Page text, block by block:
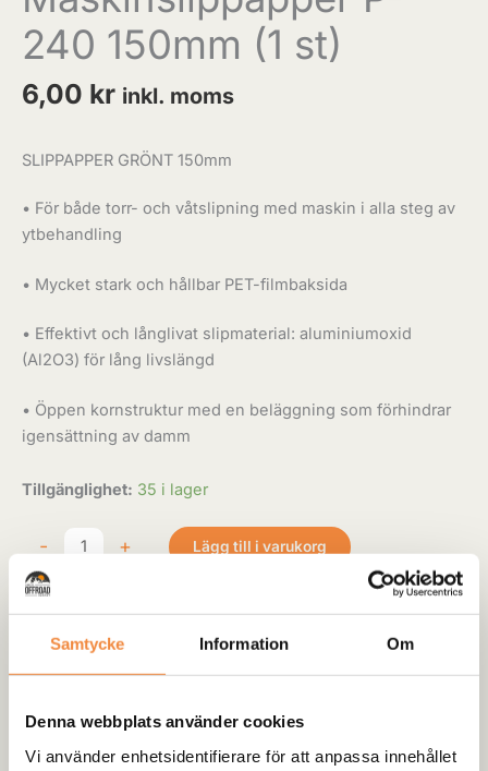
Samtycke Information Om
Denna webbplats använder cookies
Vi använder enhetsidentifierare för att anpassa innehållet
240 150mm (1 st)
6,00 kr inkl. moms
SLIPPAPPER GRÖNT 150mm
• För både torr- och våtslipning med maskin i alla steg av
ytbehandling
• Mycket stark och hållbar PET-filmbaksida
• Effektivt och långlivat slipmaterial: aluminiumoxid
(Al2O3) för lång livslängd
• Öppen kornstruktur med en beläggning som förhindrar
igensättning av damm
Tillgänglighet: 35 i lager
- + Lägg till i varukorg
Slippapper & Förbrukning
Produkten finns i vårt lokala lager och butik i